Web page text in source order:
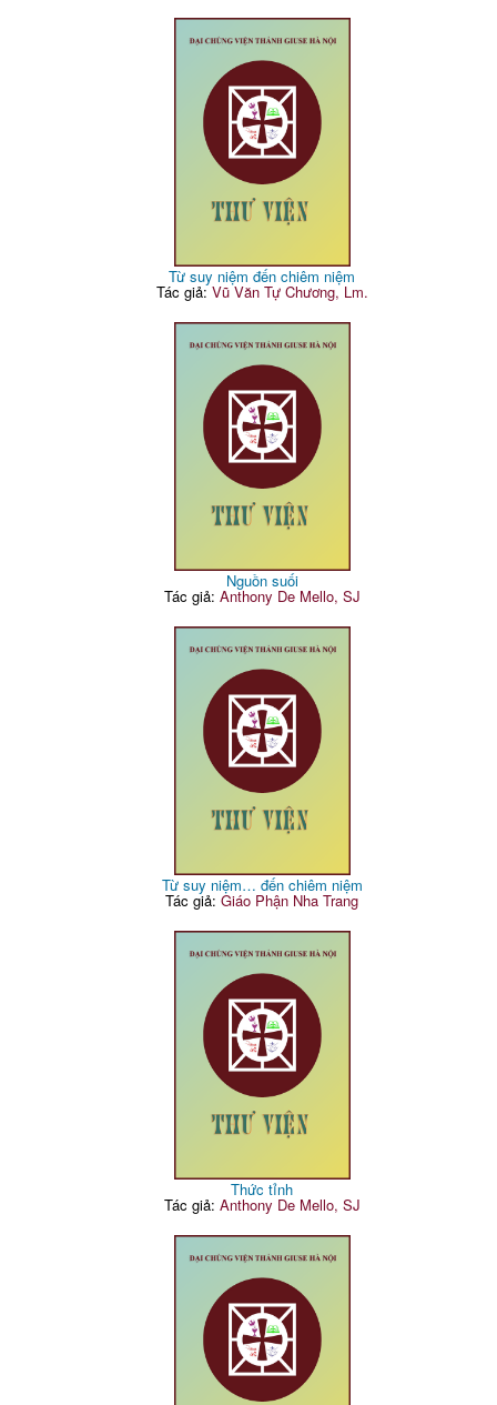
Từ suy niệm đến chiêm niệm
Tác giả:Vũ Văn Tự Chương, Lm.
Nguồn suối
Tác giả: Anthony De Mello, SJ
Từ suy niệm… đến chiêm niệm
Tác giả:Giáo Phận Nha Trang
Thức tỉnh
Tác giả: Anthony De Mello, SJ